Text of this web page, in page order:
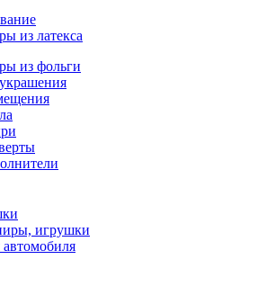
из латекса
из фольги
игрушки